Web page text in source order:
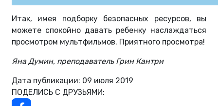
Итак, имея подборку безопасных ресурсов, вы
можете спокойно давать ребенку наслаждаться
просмотром мультфильмов. Приятного просмотра!
Яна Думин, преподаватель Грин Кантри
Дата публикации: 09 июля 2019
ПОДЕЛИСЬ С ДРУЗЬЯМИ: